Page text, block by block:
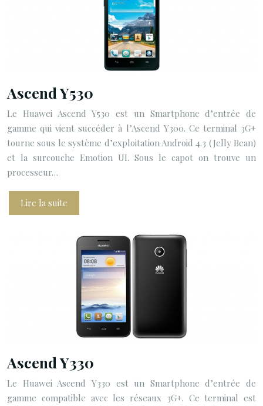
Ascend Y530
Le Huawei Ascend Y530 est un Smartphone d’entrée de
gamme qui vient succéder à l’Ascend Y300. Ce terminal 3G+
tourne sous le système d’exploitation Android 4.3 (Jelly Bean)
et la surcouche Emotion UI. Sous le capot on trouve un
processeur…
Lire la suite
Ascend Y330
Le Huawei Ascend Y330 est un Smartphone d’entrée de
gamme compatible avec les réseaux 3G+. Ce terminal est